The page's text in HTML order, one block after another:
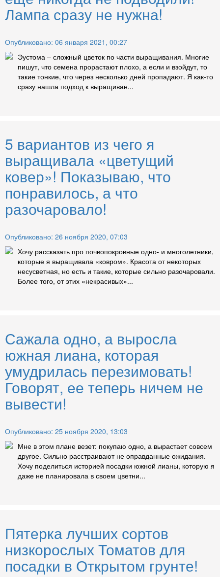
Лампа сразу не нужна!
Опубликовано: 06 января 2021, 00:27
Эустома – сложный цветок по части выращивания. Многие
пишут, что семена прорастают плохо, а если и взойдут, то
такие тонкие, что через несколько дней пропадают. Я как-то
сразу нашла подход к выращиван...
5 вариантов из чего я
выращивала «цветущий
ковер»! Показываю, что
понравилось, а что
разочаровало!
Опубликовано: 26 ноября 2020, 07:03
Хочу рассказать про почвопокровные одно- и многолетники,
которые я выращивала «ковром». Красота от некоторых
несусветная, но есть и такие, которые сильно разочаровали.
Более того, от этих «некрасивых»...
Сажала одно, а выросла
южная лиана, которая
умудрилась перезимовать!
Говорят, ее теперь ничем не
вывести!
Опубликовано: 25 ноября 2020, 13:03
Мне в этом плане везет: покупаю одно, а вырастает совсем
другое. Сильно расстраивают не оправданные ожидания.
Хочу поделиться историей посадки южной лианы, которую я
даже не планировала в своем цветни...
Пятерка лучших сортов
низкорослых Томатов для
посадки в Открытом грунте!